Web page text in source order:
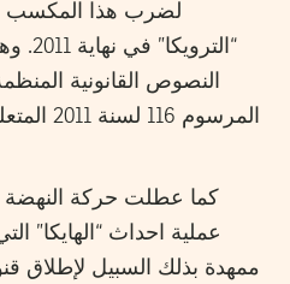
لضرب هذا المكسب
النصوص القانونية
عملية احداث “الهايكا”
ممهدة بذلك السبيل لإطلاق